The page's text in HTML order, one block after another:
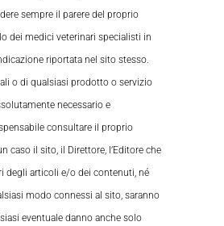
sempre il parere del proprio
dei medici veterinari specialisti in
riportata nel sito stesso.
o di qualsiasi prodotto o servizio
necessario e
consultare il proprio
caso il sito, il Direttore, l’Editore che
degli articoli e/o dei contenuti, né
modo connessi al sito, saranno
eventuale danno anche solo